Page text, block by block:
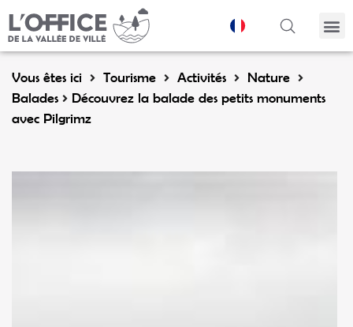
Vous êtes ici Tourisme Activités
Nature
Balades
Découvrez la balade des petits monuments
avec Pilgrimz
Panneau de gestion des cookies